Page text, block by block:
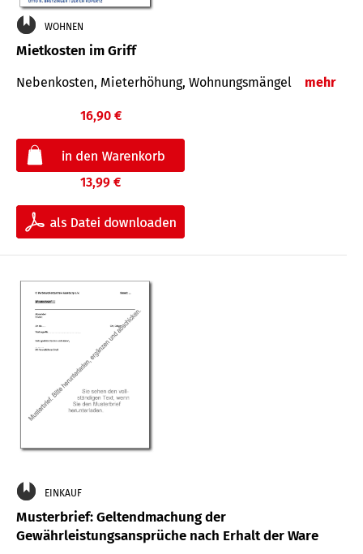
WOHNEN
Mietkosten im Griff
Nebenkosten, Mieterhöhung, Wohnungsmängel mehr
16,90 €
13,99 €
EINKAUF
Musterbrief: Geltendmachung der
Gewährleistungsansprüche nach Erhalt der Ware